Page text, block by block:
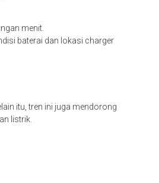
menit.
baterai dan lokasi charger
itu, tren ini juga mendorong
listrik.